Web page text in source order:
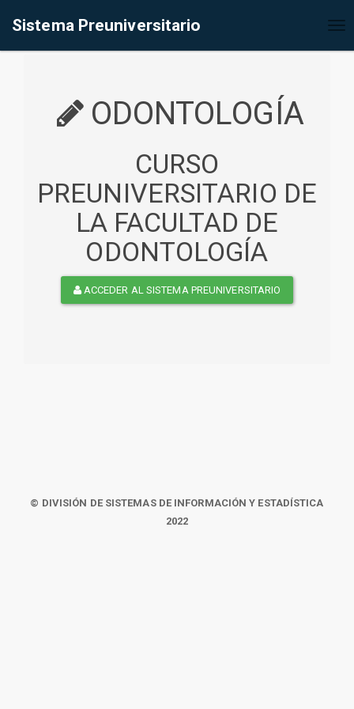
Sistema Preuniversitario
ODONTOLOGÍA
CURSO
PREUNIVERSITARIO DE
LA FACULTAD DE
ODONTOLOGÍA
ACCEDER AL SISTEMA PREUNIVERSITARIO
© DIVISIÓN DE SISTEMAS DE INFORMACIÓN Y ESTADÍSTICA
2022